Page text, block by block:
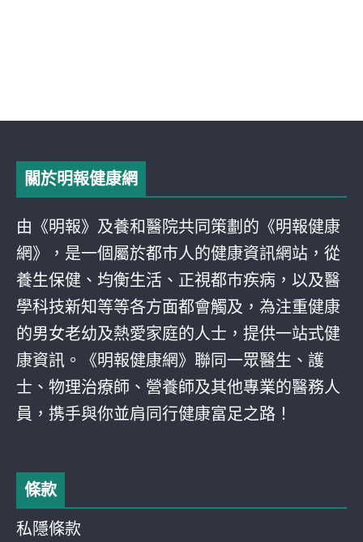
關於明報健康網
由《明報》及養和醫院共同策劃的《明報健康
網》，是一個屬於都巿人的健康資訊網站，從
養生保健、均衡生活、正視都巿疾病，以及醫
學科技新知等等各方面都會觸及，為注重健康
的男女老幼及熱愛家庭的人士，提供一站式健
康資訊。《明報健康網》聯同一眾醫生、護
士、物理治療師、營養師及其他專業的醫務人
員，携手與你並肩同行健康富足之路！
條款
私隱條款